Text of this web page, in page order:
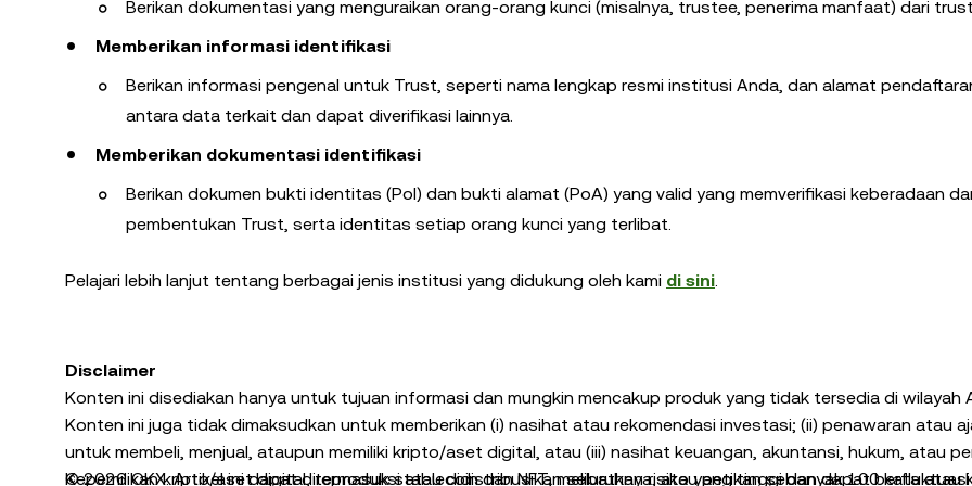
Berikan dokumentasi yang menguraikan orang-orang kunci (misalnya, trustee, penerima manfaat) dari
Memberikan informasi identifikasi
Berikan informasi pengenal untuk Trust, seperti nama lengkap resmi institusi Anda, dan alamat
antara data terkait dan dapat diverifikasi lainnya.
Memberikan dokumentasi identifikasi
Berikan dokumen bukti identitas (PoI) dan bukti alamat (PoA) yang valid yang memverifikasi keberadaan
pembentukan Trust, serta identitas setiap orang kunci yang terlibat.
Pelajari lebih lanjut tentang berbagai jenis institusi yang didukung oleh kami di sini.
Disclaimer
Konten ini disediakan hanya untuk tujuan informasi dan mungkin mencakup produk yang tidak tersedia di wilayah
Konten ini juga tidak dimaksudkan untuk memberikan (i) nasihat atau rekomendasi investasi; (ii) penawaran atau
untuk membeli, menjual, ataupun memiliki kripto/aset digital, atau (iii) nasihat keuangan, akuntansi, hukum, atau
Kepemilikan kripto/aset digital, termasuk stablecoin dan NFT, melibatkan risiko yang tinggi dan dapat
© 2026 OKX. Artikel ini dapat direproduksi atau didistribusikan seluruhnya, atau petikan sebanyak 100 kata atau